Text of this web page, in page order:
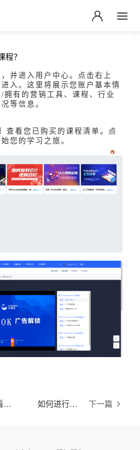
程？
并进入用户中心。点击右上
入。这里将展示您账户基本情
拥有的营销工具、课程、行业
等信息。
查看您已购买的课程清单。点
您的学习之旅。
如何查看我购买的工具？ 如何进行注册购买？ 下一篇